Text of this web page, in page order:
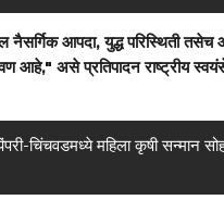
नैसर्गिक आपदा,युद्ध परिस्थिती तसेच
आहे," असे प्रतिपादन राष्ट्रीय
चिंचवडमध्ये महिला कृषी सन्मान